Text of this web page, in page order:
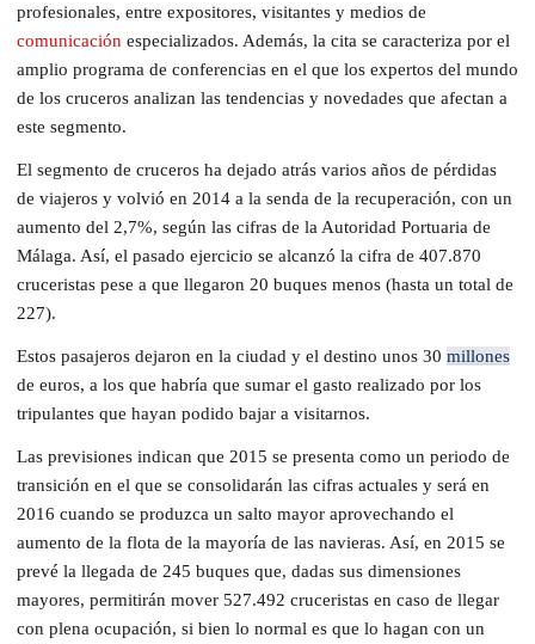
profesionales, entre expositores, visitantes y medios de
comunicación especializados. Además, la cita se caracteriza por el
amplio programa de conferencias en el que los expertos del mundo
de los cruceros analizan las tendencias y novedades que afectan a
este segmento.
El segmento de cruceros ha dejado atrás varios años de pérdidas
de viajeros y volvió en 2014 a la senda de la recuperación, con un
aumento del 2,7%, según las cifras de la Autoridad Portuaria de
Málaga. Así, el pasado ejercicio se alcanzó la cifra de 407.870
cruceristas pese a que llegaron 20 buques menos (hasta un total de
227).
Estos pasajeros dejaron en la ciudad y el destino unos 30 millones
de euros, a los que habría que sumar el gasto realizado por los
tripulantes que hayan podido bajar a visitarnos.
Las previsiones indican que 2015 se presenta como un periodo de
transición en el que se consolidarán las cifras actuales y será en
2016 cuando se produzca un salto mayor aprovechando el
aumento de la flota de la mayoría de las navieras. Así, en 2015 se
prevé la llegada de 245 buques que, dadas sus dimensiones
mayores, permitirán mover 527.492 cruceristas en caso de llegar
con plena ocupación, si bien lo normal es que lo hagan con un